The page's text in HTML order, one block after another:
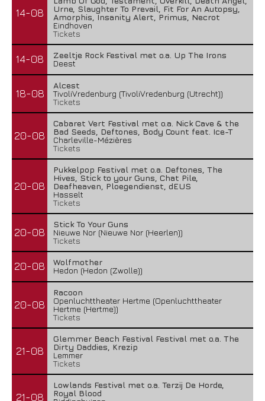
14-08
Urne, Slaughter To Prevail, Fit For An Autopsy,
Amorphis, Insanity Alert, Primus, Necrot
Eindhoven
Tickets
14-08
Zeeltje Rock Festival met o.a. Up The Irons
Deest
18-08
Alcest
TivoliVredenburg (TivoliVredenburg (Utrecht))
Tickets
20-08
Cabaret Vert Festival met o.a. Nick Cave & the
Bad Seeds, Deftones, Body Count feat. Ice-T
Charleville-Mézières
Tickets
20-08
Pukkelpop Festival met o.a. Deftones, The
Hives, Stick to your Guns, Chat Pile,
Deafheaven, Ploegendienst, dEUS
Hasselt
Tickets
20-08
Stick To Your Guns
Nieuwe Nor (Nieuwe Nor (Heerlen))
Tickets
20-08
Wolfmother
Hedon (Hedon (Zwolle))
20-08
Racoon
Openluchttheater Hertme (Openluchttheater
Hertme (Hertme))
Tickets
21-08
Glemmer Beach Festival Festival met o.a. The
Dirty Daddies, Krezip
Lemmer
Tickets
21-08
Lowlands Festival met o.a. Terzij De Horde,
Royal Blood